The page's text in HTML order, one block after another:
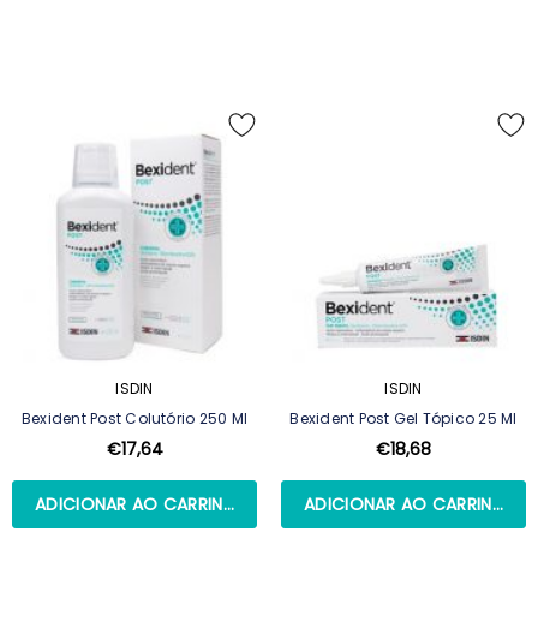
ISDIN
Bexident Post Colutório 250 Ml
€17,64
ADICIONAR AO CARRINHO
ISDIN
Bexident Post Gel Tópico 25 Ml
€18,68
ADICIONAR AO CARRINHO